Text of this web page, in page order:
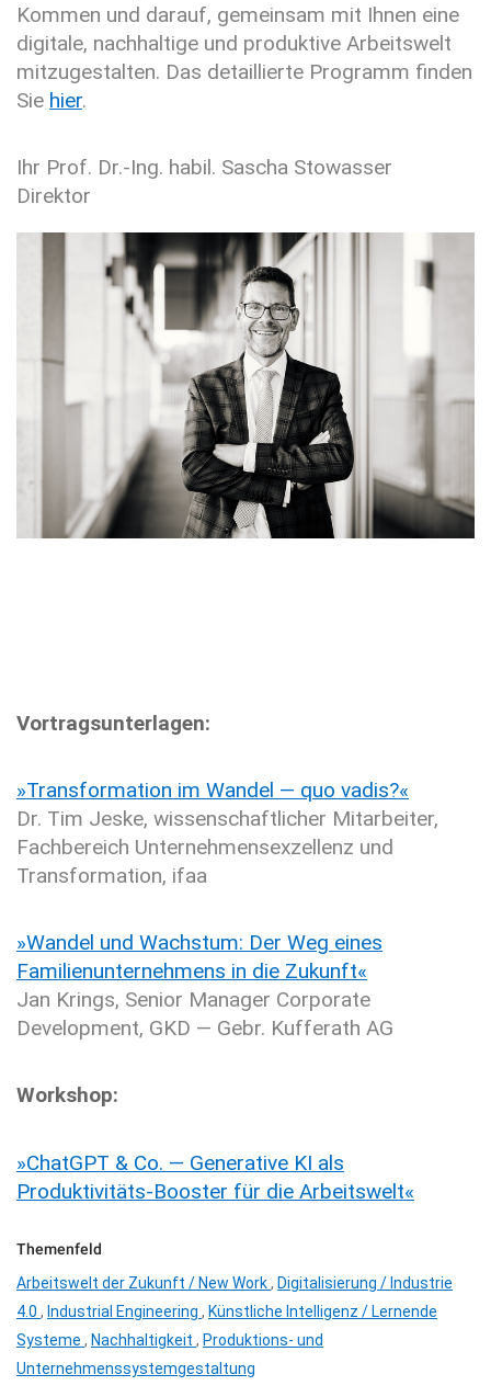
Kommen und darauf, gemeinsam mit Ihnen eine
digitale, nachhaltige und produktive Arbeitswelt
mitzu­gestalten. Das detaillierte Programm finden
Sie hier.
Ihr Prof. Dr.-Ing. habil. Sascha Stowasser
Direktor
Vortragsunterlagen:
»Transformation im Wandel — quo vadis?«
Dr. Tim Jeske, wissenschaftlicher Mitarbeiter,
Fachbereich Unternehmensexzellenz und
Transformation, ifaa
»Wandel und Wachstum: Der Weg eines
Familienunternehmens in die Zukunft«
Jan Krings, Senior Manager Corporate
Development, GKD — Gebr. Kufferath AG
Workshop:
»ChatGPT & Co. — Generative KI als
Produktivitäts-Booster für die Arbeitswelt«
Themenfeld
Arbeitswelt der Zukunft / New Work, Digitalisierung / Industrie
4.0 , Industrial Engineering , Künstliche Intelligenz / Lernende
Systeme , Nachhaltigkeit , Produktions- und
Unternehmenssystemgestaltung